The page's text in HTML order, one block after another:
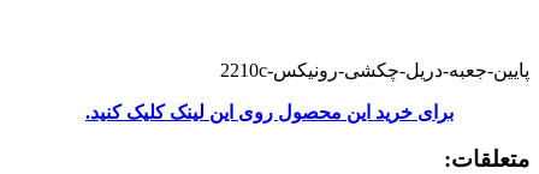
پایین-جعبه-دریل-چکشی-رونیکس-2210c
برای خرید این محصول روی این لینک کلیک کنید.
متعلقات: